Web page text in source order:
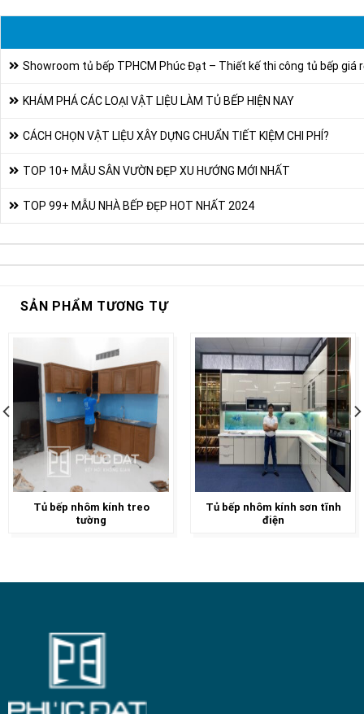
Showroom tủ bếp TPHCM Phúc Đạt – Thiết kế thi công tủ bếp giá
KHÁM PHÁ CÁC LOẠI VẬT LIỆU LÀM TỦ BẾP HIỆN NAY
CÁCH CHỌN VẬT LIỆU XÂY DỰNG CHUẨN TIẾT KIỆM CHI PHÍ?
TOP 10+ MẪU SÂN VƯỜN ĐẸP XU HƯỚNG MỚI NHẤT
TOP 99+ MẪU NHÀ BẾP ĐẸP HOT NHẤT 2024
SẢN PHẨM TƯƠNG TỰ
Tủ bếp nhôm kính treo
tường
Tủ bếp nhôm kính sơn tĩnh
điện